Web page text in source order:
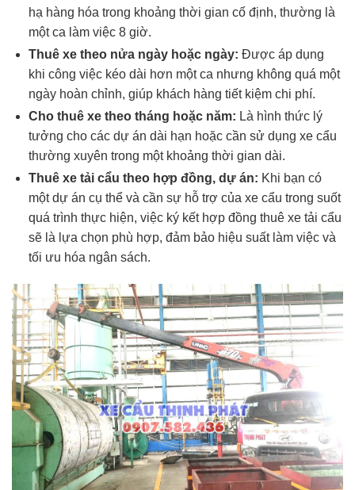
hạ hàng hóa trong khoảng thời gian cố định, thường là
một ca làm việc 8 giờ.
Thuê xe theo nửa ngày hoặc ngày: Được áp dụng
khi công việc kéo dài hơn một ca nhưng không quá một
ngày hoàn chỉnh, giúp khách hàng tiết kiệm chi phí.
Cho thuê xe theo tháng hoặc năm: Là hình thức lý
tưởng cho các dự án dài hạn hoặc cần sử dụng xe cẩu
thường xuyên trong một khoảng thời gian dài.
Thuê xe tải cẩu theo hợp đồng, dự án: Khi bạn có
một dự án cụ thể và cần sự hỗ trợ của xe cẩu trong suốt
quá trình thực hiện, việc ký kết hợp đồng thuê xe tải cẩu
sẽ là lựa chọn phù hợp, đảm bảo hiệu suất làm việc và
tối ưu hóa ngân sách.